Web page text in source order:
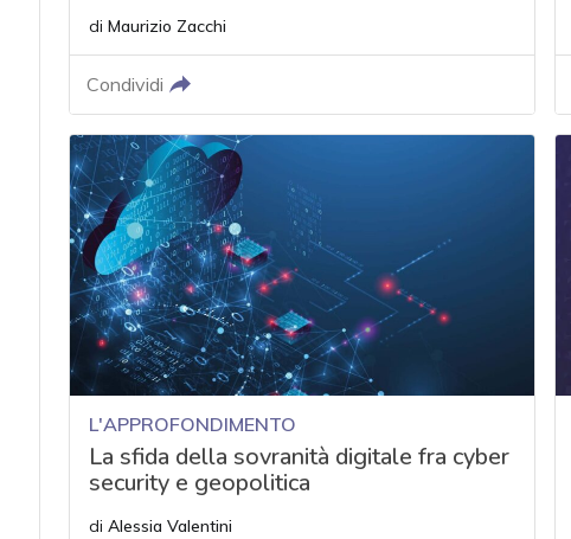
di Maurizio Zacchi
Condividi
L'APPROFONDIMENTO
La sfida della sovranità digitale fra cyber
security e geopolitica
di Alessia Valentini